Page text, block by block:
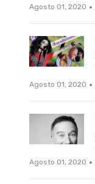
Agosto 01, 2020 ·
Agosto 01, 2020 ·
Agosto 01, 2020 ·